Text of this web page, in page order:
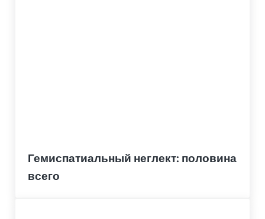
Гемиспатиальный неглект: половина
всего